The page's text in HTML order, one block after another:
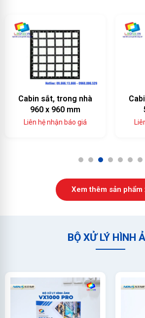
Cabin sắt, trong nhà
960 x 960 mm
Liên hệ nhận báo giá
1 2 3 4 5 6 7
Xem thêm sản phẩm
BỘ XỬ LÝ HÌNH